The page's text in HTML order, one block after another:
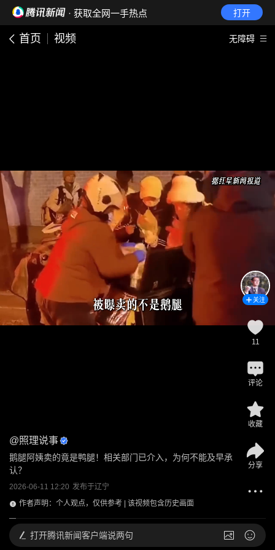
· 获取全网一手热点 打开
首页 视频 无障碍
@照理说事
鹅腿阿姨卖的竟是鸭腿！相关部门已介入，为何不能及早承
认？
2026-06-11 12:20 发布于辽宁
作者声明：个人观点，仅供参考 | 该视频包含历史画面
关注
11
评论
收藏
分享
打开腾讯新闻客户端说两句